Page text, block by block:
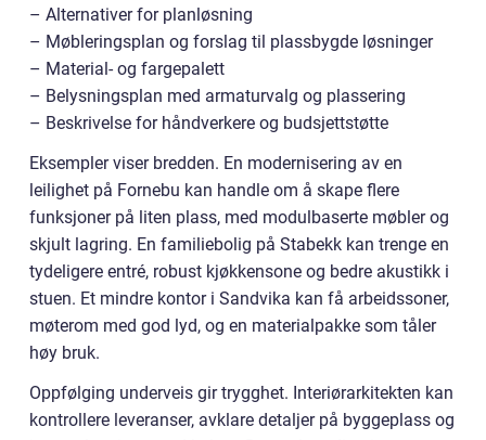
– Alternativer for planløsning
– Møbleringsplan og forslag til plassbygde løsninger
– Material- og fargepalett
– Belysningsplan med armaturvalg og plassering
– Beskrivelse for håndverkere og budsjettstøtte
Eksempler viser bredden. En modernisering av en
leilighet på Fornebu kan handle om å skape flere
funksjoner på liten plass, med modulbaserte møbler og
skjult lagring. En familiebolig på Stabekk kan trenge en
tydeligere entré, robust kjøkkensone og bedre akustikk i
stuen. Et mindre kontor i Sandvika kan få arbeidssoner,
møterom med god lyd, og en materialpakke som tåler
høy bruk.
Oppfølging underveis gir trygghet. Interiørarkitekten kan
kontrollere leveranser, avklare detaljer på byggeplass og